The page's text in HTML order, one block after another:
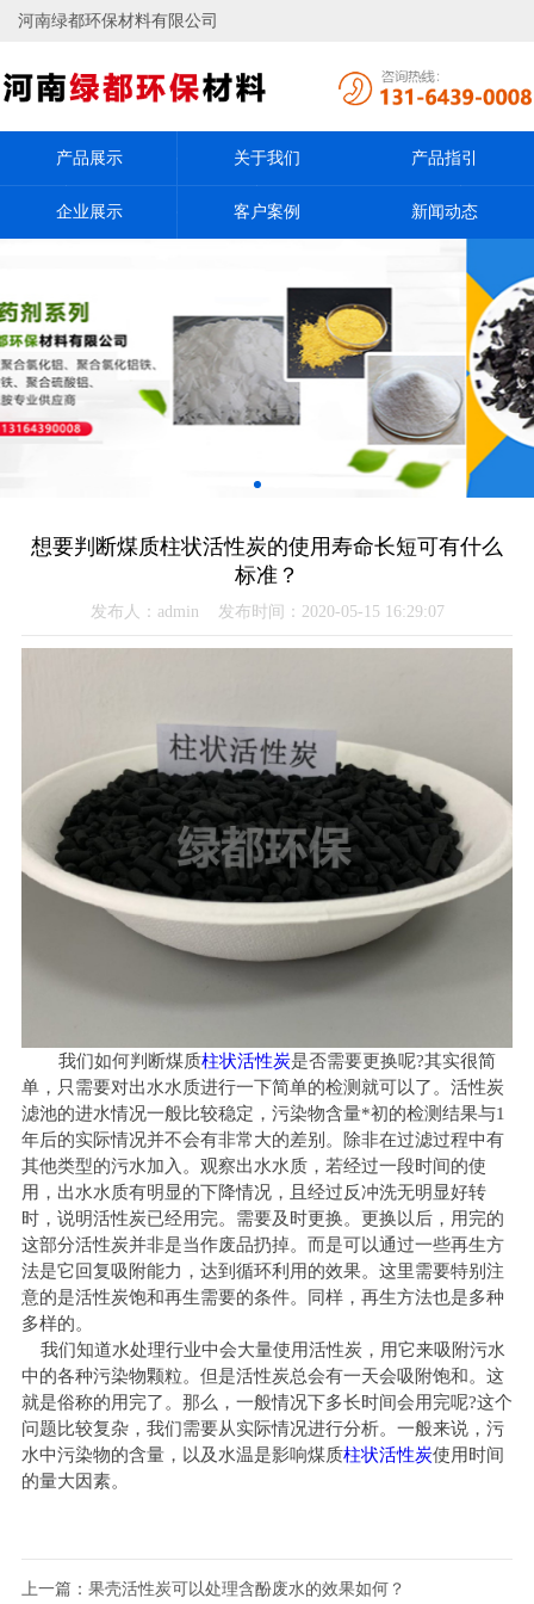
河南绿都环保材料有限公司
产品展示 关于我们 产品指引
企业展示 客户案例 新闻动态
想要判断煤质柱状活性炭的使用寿命长短可有什么
标准？
发布人：admin 发布时间：2020-05-15 16:29:07
我们如何判断煤质柱状活性炭是否需要更换呢?其实很简
单，只需要对出水水质进行一下简单的检测就可以了。活性炭
滤池的进水情况一般比较稳定，污染物含量*初的检测结果与1
年后的实际情况并不会有非常大的差别。除非在过滤过程中有
其他类型的污水加入。观察出水水质，若经过一段时间的使
用，出水水质有明显的下降情况，且经过反冲洗无明显好转
时，说明活性炭已经用完。需要及时更换。更换以后，用完的
这部分活性炭并非是当作废品扔掉。而是可以通过一些再生方
法是它回复吸附能力，达到循环利用的效果。这里需要特别注
意的是活性炭饱和再生需要的条件。同样，再生方法也是多种
多样的。
我们知道水处理行业中会大量使用活性炭，用它来吸附污水
中的各种污染物颗粒。但是活性炭总会有一天会吸附饱和。这
就是俗称的用完了。那么，一般情况下多长时间会用完呢?这个
问题比较复杂，我们需要从实际情况进行分析。一般来说，污
水中污染物的含量，以及水温是影响煤质柱状活性炭使用时间
的量大因素。
上一篇： 果壳活性炭可以处理含酚废水的效果如何？